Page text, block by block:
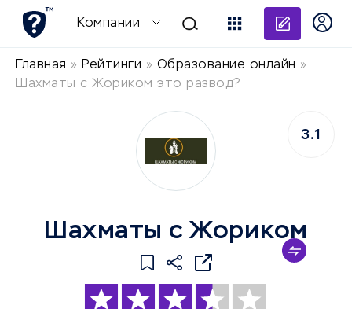
Компании
Главная » Рейтинги » Образование онлайн »
Шахматы с Жориком это развод?
Шахматы с Жориком
3.1